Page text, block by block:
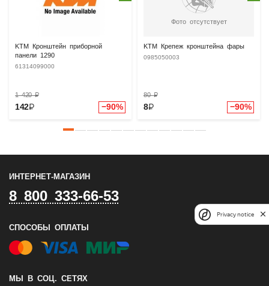
KTM Кронштейн приборной
панели 1290
61314099000
1 420₽
142₽ −90%
Фото отсутствует
KTM Крепеж кронштейна фары
0985050003
80₽
8₽ −90%
ИНТЕРНЕТ-МАГАЗИН
8 800 333-66-53
СПОСОБЫ ОПЛАТЫ
МЫ В СОЦ. СЕТЯХ
Privacy notice